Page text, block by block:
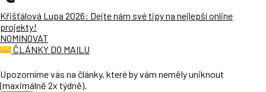
Křišťálová Lupa 2026: Dejte nám své tipy na nejlepší online
projekty!
NOMINOVAT
ČLÁNKY DO MAILU
Upozorníme vás na články, které by vám neměly uniknout
(maximálně 2x týdně).